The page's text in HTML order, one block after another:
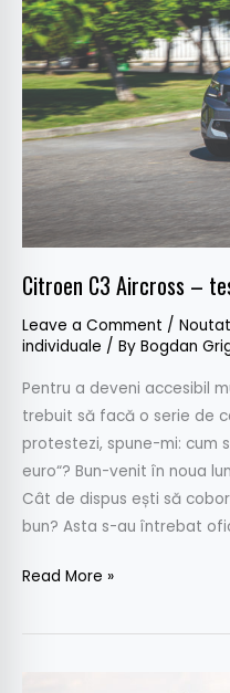
Citroen C3 Aircross –
Leave a Comment /
individuale / By Bogdan
Pentru a deveni accesibil
trebuit să facă o serie de
protestezi, spune-mi: cum
euro“? Bun-venit în noua
Cât de dispus ești să
bun? Asta s-au întrebat
Aircross
–
test
măsurători
Read More »